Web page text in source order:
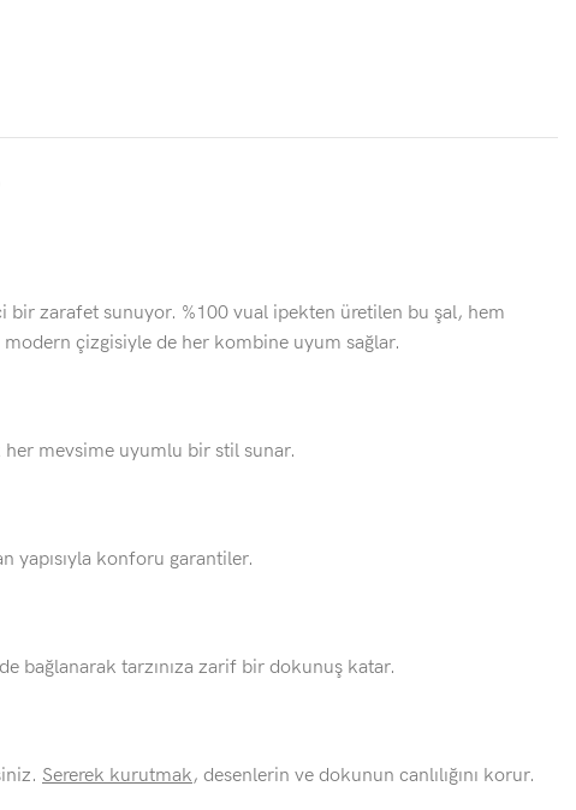
bir zarafet sunuyor. %100 vual ipekten üretilen bu şal, hem
çizgisiyle de her kombine uyum sağlar.
mevsime uyumlu bir stil sunar.
yapısıyla konforu garantiler.
bağlanarak tarzınıza zarif bir dokunuş katar.
Sererek kurutmak, desenlerin ve dokunun canlılığını korur.